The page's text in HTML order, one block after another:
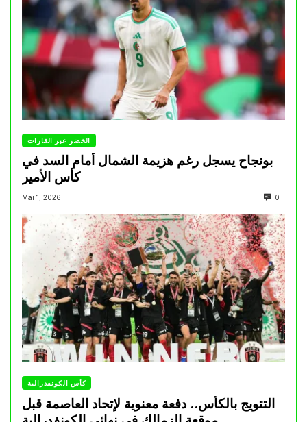
الخضر عبر القارات
بونجاح يسجل رغم هزيمة الشمال أمام السد في
كأس الأمير
Mai 1, 2026 0
كأس الكونفدرالية
التتويج بالكأس.. دفعة معنوية لإتحاد العاصمة قبل